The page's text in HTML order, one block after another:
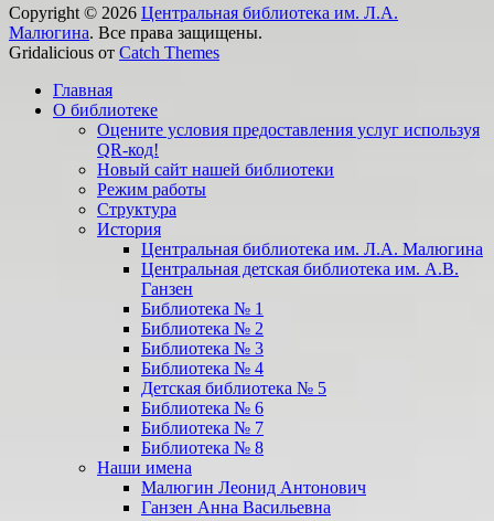
Copyright © 2026 Центральная библиотека им. Л.А.
Малюгина. Все права защищены.
Gridalicious от Catch Themes
вверх
Главная
О библиотеке
Оцените условия предоставления услуг используя
QR-код!
Новый сайт нашей библиотеки
Режим работы
Структура
История
Центральная библиотека им. Л.А. Малюгина
Центральная детская библиотека им. А.В.
Ганзен
Библиотека № 1
Библиотека № 2
Библиотека № 3
Библиотека № 4
Детская библиотека № 5
Библиотека № 6
Библиотека № 7
Библиотека № 8
Наши имена
Малюгин Леонид Антонович
Ганзен Анна Васильевна